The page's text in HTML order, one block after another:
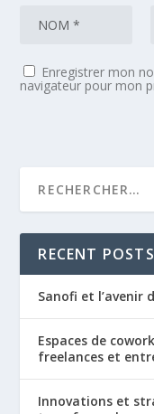
Enregistrer mon
navigateur pour mon
RECENT POSTS
Sanofi et
Espaces de
freelances et
Innovations et